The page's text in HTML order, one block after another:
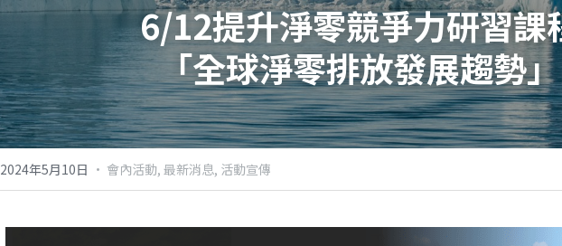
6/12提升淨零競爭力研習課
「全球淨零排放發展趨勢」
2024年5月10日 · 會內活動, 最新消息, 活動宣傳